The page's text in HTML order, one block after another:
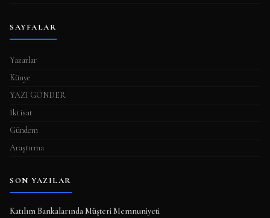
SAYFALAR
Yazarlar
Künye
YAZI GÖNDER
İktisat
Gündem
Araştırma
SON YAZILAR
Katılım Bankalarında Müşteri Memnuniyeti